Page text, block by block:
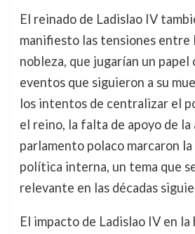
El reinado de Ladislao IV
manifiesto las tensiones entre
nobleza, que jugarían un papel
eventos que siguieron a su
los intentos de centralizar el
el reino, la falta de apoyo de
parlamento polaco marcaron
política interna, un tema que
relevante en las décadas
El impacto de Ladislao IV en